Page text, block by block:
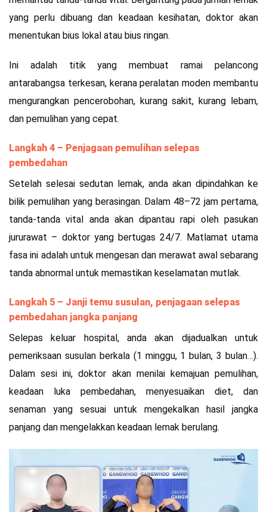
yang perlu dibuang dan keadaan kesihatan, doktor akan
menentukan bius lokal atau bius ringan.
Ini adalah titik yang membuat ramai pelancong
antarabangsa terkesan, kerana peralatan moden membantu
mengurangkan pencerobohan, kurang sakit, kurang lebam,
dan pemulihan yang cepat.
Langkah 4 – Penjagaan pemulihan selepas
pembedahan
Setelah selesai sedutan lemak, anda akan dipindahkan ke
bilik pemulihan yang berasingan. Dalam 48–72 jam pertama,
tanda-tanda vital anda akan dipantau rapi oleh pasukan
jururawat – doktor yang bertugas 24/7. Matlamat utama
fasa ini adalah untuk mengesan dan merawat awal sebarang
tanda abnormal untuk memastikan keselamatan mutlak.
Langkah 5 – Janji temu susulan, penjagaan selepas
pembedahan jangka panjang
Selepas keluar hospital, anda akan dijadualkan untuk
pemeriksaan susulan berkala (1 minggu, 1 bulan, 3 bulan…).
Dalam sesi ini, doktor akan menilai kemajuan pemulihan,
keadaan luka pembedahan, menyesuaikan diet, dan
senaman yang sesuai untuk mengekalkan hasil jangka
panjang dan mengelakkan keadaan lemak berulang.